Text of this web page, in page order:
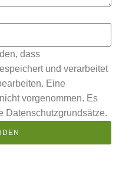
dass
und verarbeitet
Eine
vorgenommen. Es
Datenschutzgrundsätze.